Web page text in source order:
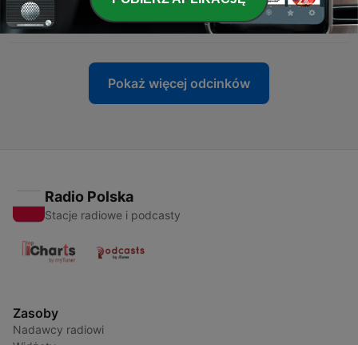
na XXXIII NIEDZIELĘ ZWYKŁĄ
16 lis 2025
Pokaż więcej odcinków
Radio Polska
Stacje radiowe i podcasty
Zasoby
Nadawcy radiowi